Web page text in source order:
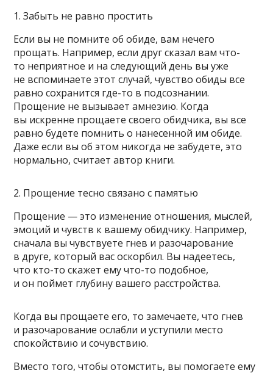
1. Забыть не равно простить
Если вы не помните об обиде, вам нечего
прощать. Например, если друг сказал вам что-
то неприятное и на следующий день вы уже
не вспоминаете этот случай, чувство обиды все
равно сохранится где-то в подсознании.
Прощение не вызывает амнезию. Когда
вы искренне прощаете своего обидчика, вы все
равно будете помнить о нанесенной им обиде.
Даже если вы об этом никогда не забудете, это
нормально, считает автор книги.
2. Прощение тесно связано с памятью
Прощение — это изменение отношения, мыслей,
эмоций и чувств к вашему обидчику. Например,
сначала вы чувствуете гнев и разочарование
в друге, который вас оскорбил. Вы надеетесь,
что кто-то скажет ему что-то подобное,
и он поймет глубину вашего расстройства.
Когда вы прощаете его, то замечаете, что гнев
и разочарование ослабли и уступили место
спокойствию и сочувствию.
Вместо того, чтобы отомстить, вы помогаете ему